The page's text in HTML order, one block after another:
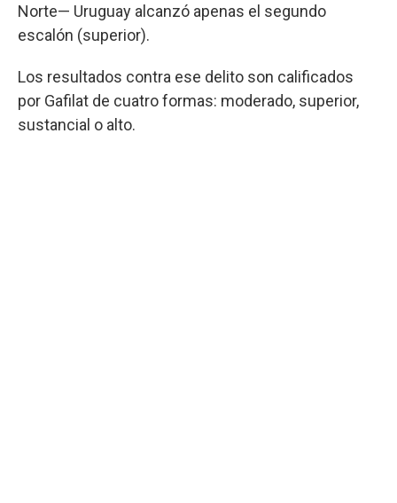
Norte— Uruguay alcanzó apenas el segundo
escalón (superior).
Los resultados contra ese delito son calificados
por Gafilat de cuatro formas: moderado, superior,
sustancial o alto.